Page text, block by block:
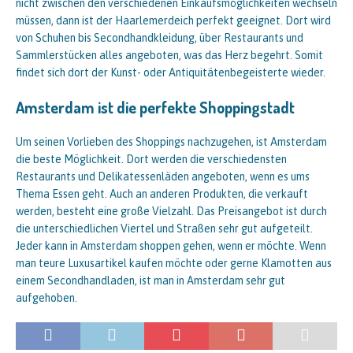
nicht zwischen den verschiedenen Einkaufsmöglichkeiten wechseln
müssen, dann ist der Haarlemerdeich perfekt geeignet. Dort wird
von Schuhen bis Secondhandkleidung, über Restaurants und
Sammlerstücken alles angeboten, was das Herz begehrt. Somit
findet sich dort der Kunst- oder Antiquitätenbegeisterte wieder.
Amsterdam ist die perfekte Shoppingstadt
Um seinen Vorlieben des Shoppings nachzugehen, ist Amsterdam
die beste Möglichkeit. Dort werden die verschiedensten
Restaurants und Delikatessenläden angeboten, wenn es ums
Thema Essen geht. Auch an anderen Produkten, die verkauft
werden, besteht eine große Vielzahl. Das Preisangebot ist durch
die unterschiedlichen Viertel und Straßen sehr gut aufgeteilt.
Jeder kann in Amsterdam shoppen gehen, wenn er möchte. Wenn
man teure Luxusartikel kaufen möchte oder gerne Klamotten aus
einem Secondhandladen, ist man in Amsterdam sehr gut
aufgehoben.